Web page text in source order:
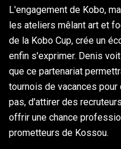
L'engagement de Kobo,
les ateliers mêlant art et
de la Kobo Cup, crée un
enfin s'exprimer. Denis
que ce partenariat
tournois de vacances
pas, d'attirer des
offrir une chance
prometteurs de Kossou.